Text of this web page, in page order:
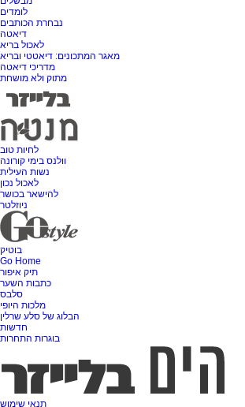
לומדים
נבחרת הכותבים
דיאטה
לאכול בריא
מאגר המתכונים: דיאטטי ובריא
מדריכי דיאטה
מתוק ולא מושחת
לחיות טוב
וולנס בימי קורונה
נשות העילית
לאכול נכון
להישאר בכושר
ניוזלטר
בוטיק
Go Home
תיק איפור
כתבות השער
סלבס
מלכות היופי
הבלוג של סלע שרלין
חדשות
בוגרות התחרות
תנאי שימוש